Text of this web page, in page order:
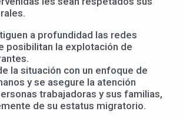
a profundidad las redes
posibilitan la explotación de
la situación con un enfoque de
y se asegure la atención
trabajadoras y sus familias,
de su estatus migratorio.